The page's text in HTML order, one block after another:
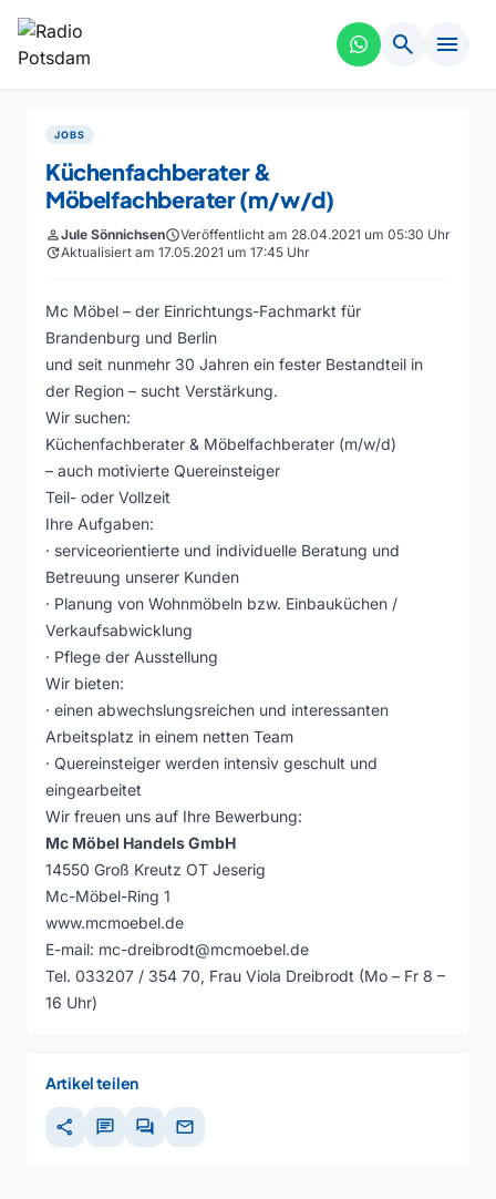
search menu
JOBS
Küchenfachberater &
Möbelfachberater (m/w/d)
personJule SönnichsenscheduleVeröffentlicht am 28.04.2021 um 05:30 Uhr
updateAktualisiert am 17.05.2021 um 17:45 Uhr
Mc Möbel – der Einrichtungs-Fachmarkt für
Brandenburg und Berlin
und seit nunmehr 30 Jahren ein fester Bestandteil in
der Region – sucht Verstärkung.
Wir suchen:
Küchenfachberater & Möbelfachberater (m/w/d)
– auch motivierte Quereinsteiger
Teil- oder Vollzeit
Ihre Aufgaben:
· serviceorientierte und individuelle Beratung und
Betreuung unserer Kunden
· Planung von Wohnmöbeln bzw. Einbauküchen /
Verkaufsabwicklung
· Pflege der Ausstellung
Wir bieten:
· einen abwechslungsreichen und interessanten
Arbeitsplatz in einem netten Team
· Quereinsteiger werden intensiv geschult und
eingearbeitet
Wir freuen uns auf Ihre Bewerbung:
Mc Möbel Handels GmbH
14550 Groß Kreutz OT Jeserig
Mc-Möbel-Ring 1
www.mcmoebel.de
E-mail: mc-dreibrodt@mcmoebel.de
Tel. 033207 / 354 70, Frau Viola Dreibrodt (Mo – Fr 8 –
16 Uhr)
Artikel teilen
share chat forum mail